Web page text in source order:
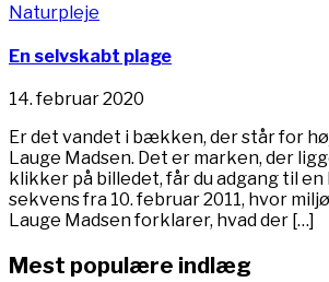
Naturpleje
En selvskabt plage
14. februar 2020
Er det vandet i bækken, der står for
Lauge Madsen. Det er marken, der
klikker på billedet, får du adgang til en
sekvens fra 10. februar 2011, hvor
Lauge Madsen forklarer, hvad der […]
Mest populære indlæg